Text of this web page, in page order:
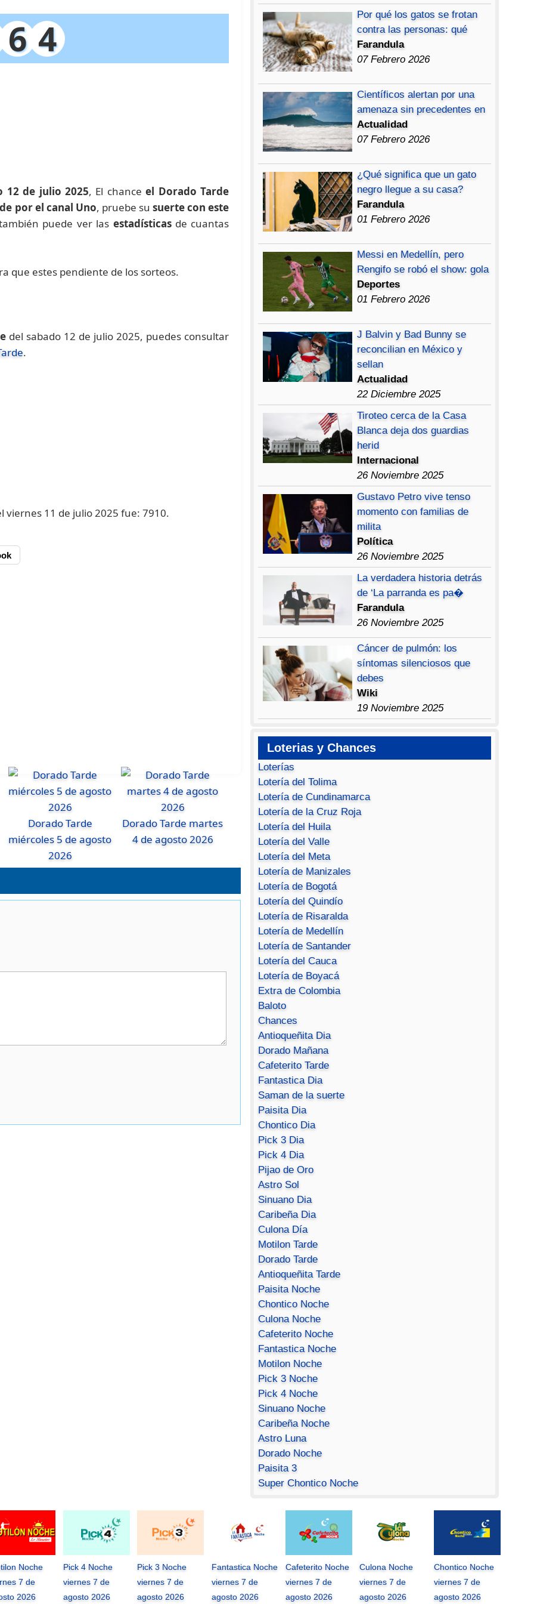
6 4
12 de julio 2025, El chanceel Dorado Tarde
por el canal Uno, pruebe susuerte con este
puede ver las estadísticas de cuantas
que estes pendiente de los sorteos.
del sabado 12 de julio 2025, puedes consultar
.
viernes 11 de julio 2025 fue: 7910.
Dorado Tarde
miércoles 5 de agosto
2026
Dorado Tarde martes
4 de agosto 2026
Por qué los gatos se frotan
contra las personas: qué
Farandula
07 Febrero 2026
Científicos alertan por una
amenaza sin precedentes en
Actualidad
07 Febrero 2026
¿Qué significa que un gato
negro llegue a su casa?
Farandula
01 Febrero 2026
Messi en Medellín, pero
Rengifo se robó el show: gola
Deportes
01 Febrero 2026
J Balvin y Bad Bunny se
reconcilian en México y
sellan
Actualidad
22 Diciembre 2025
Tiroteo cerca de la Casa
Blanca deja dos guardias
herid
Internacional
26 Noviembre 2025
Gustavo Petro vive tenso
momento con familias de
milita
Política
26 Noviembre 2025
La verdadera historia detrás
de ‘La parranda es pa�
Farandula
26 Noviembre 2025
Cáncer de pulmón: los
síntomas silenciosos que
debes
Wiki
19 Noviembre 2025
Loterias y Chances
Loterías
Lotería del Tolima
Lotería de Cundinamarca
Lotería de la Cruz Roja
Lotería del Huila
Lotería del Valle
Lotería del Meta
Lotería de Manizales
Lotería de Bogotá
Lotería del Quindío
Lotería de Risaralda
Lotería de Medellín
Lotería de Santander
Lotería del Cauca
Lotería de Boyacá
Extra de Colombia
Baloto
Chances
Antioqueñita Dia
Dorado Mañana
Cafeterito Tarde
Fantastica Dia
Saman de la suerte
Paisita Dia
Chontico Dia
Pick 3 Dia
Pick 4 Dia
Pijao de Oro
Astro Sol
Sinuano Dia
Caribeña Dia
Culona Día
Motilon Tarde
Dorado Tarde
Antioqueñita Tarde
Paisita Noche
Chontico Noche
Culona Noche
Cafeterito Noche
Fantastica Noche
Motilon Noche
Pick 3 Noche
Pick 4 Noche
Sinuano Noche
Caribeña Noche
Astro Luna
Dorado Noche
Paisita 3
Super Chontico Noche
Noche
7 de
2026
Pick 4 Noche
viernes 7 de
agosto 2026
Pick 3 Noche
viernes 7 de
agosto 2026
Fantastica Noche
viernes 7 de
agosto 2026
Cafeterito Noche
viernes 7 de
agosto 2026
Culona Noche
viernes 7 de
agosto 2026
Chontico Noche
viernes 7 de
agosto 2026